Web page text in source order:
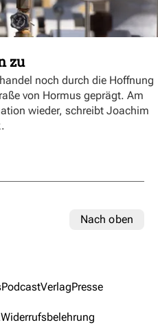
zu
noch durch die Hoffnung
von Hormus geprägt. Am
wieder, schreibt Joachim
Nach oben
PodcastVerlagPresse
Widerrufsbelehrung